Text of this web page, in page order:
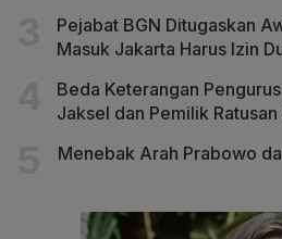
Pejabat BGN Ditugaskan
Masuk Jakarta Harus Izin
Beda Keterangan
Jaksel dan Pemilik Ratusan
Menebak Arah Prabowo